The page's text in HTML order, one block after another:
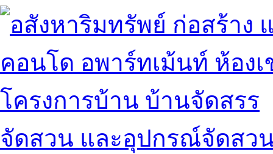
คอนโด อพาร์ทเม้นท์ ห้องเ
โครงการบ้าน บ้านจัดสรร
จัดสวน และอุปกรณ์จัดสว